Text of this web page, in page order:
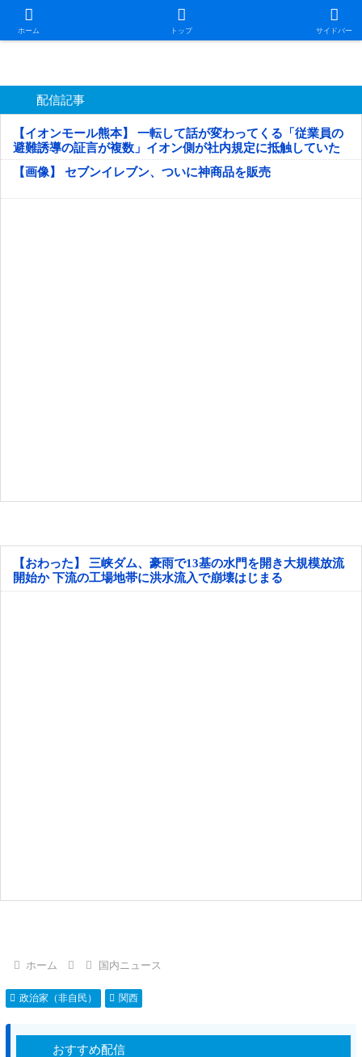
ホーム トップ サイドバー
日本第一！ニュース録
配信記事
【イオンモール熊本】 一転して話が変わってくる「従業員の
避難誘導の証言が複数」イオン側が社内規定に抵触していた
疑い
【画像】 セブンイレブン、ついに神商品を販売
【おわった】 三峡ダム、豪雨で13基の水門を開き大規模放流
開始か 下流の工場地帯に洪水流入で崩壊はじまる
ホーム 国内ニュース
政治家（非自民） 関西
おすすめ配信